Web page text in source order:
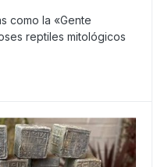
como la «Gente
reptiles mitológicos